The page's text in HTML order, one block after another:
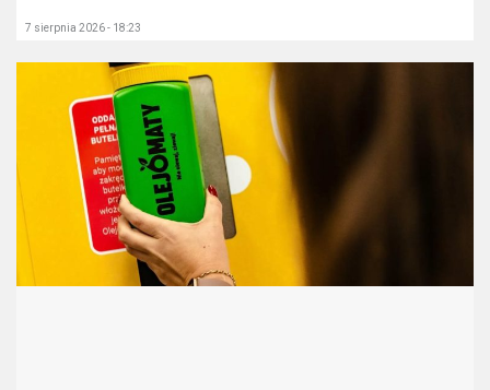
7 sierpnia 2026 - 18:23